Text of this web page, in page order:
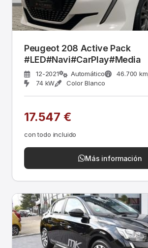
Peugeot 208 Active Pack
#LED#Navi#CarPlay#Media
12-2021 Automático 46.700 km
74 kW
Color Blanco
17.547 €
con todo incluido
Más información